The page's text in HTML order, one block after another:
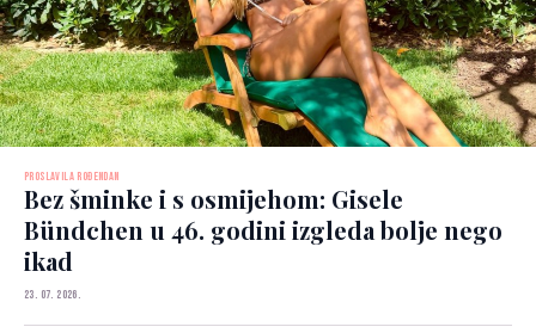
PROSLAVILA ROĐENDAN
Bez šminke i s osmijehom: Gisele
Bündchen u 46. godini izgleda bolje nego
ikad
23. 07. 2026.